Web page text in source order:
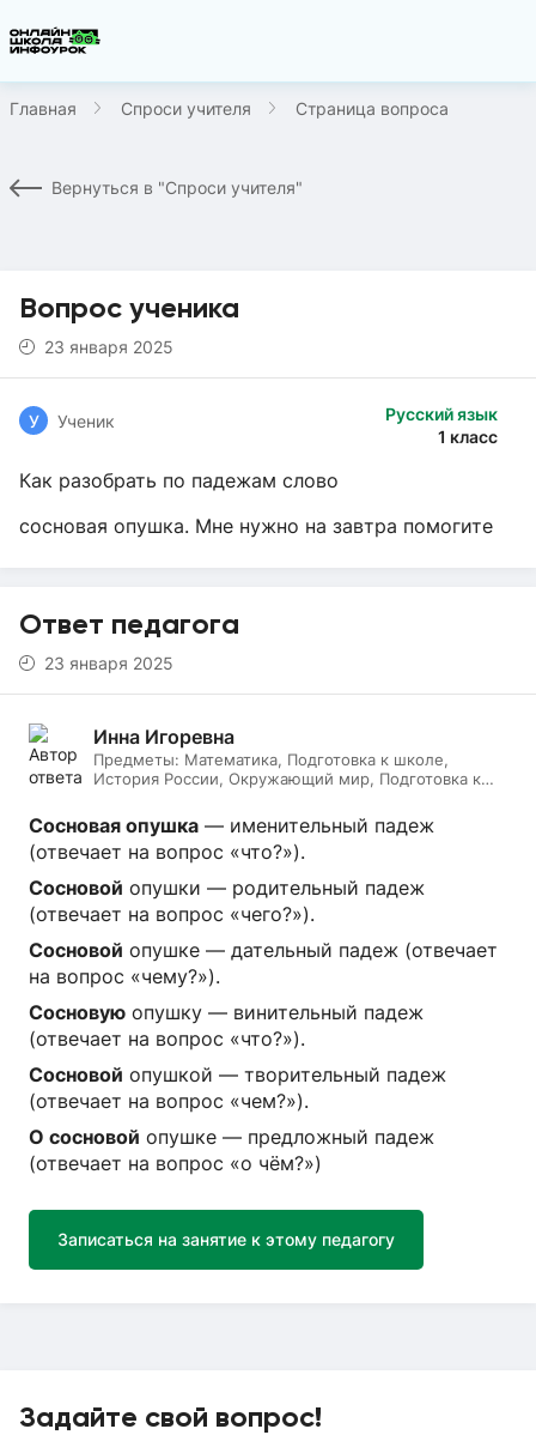
Главная Спроси учителя Страница вопроса
Вернуться в "Спроси учителя"
Вопрос ученика
23 января 2025
Русский язык
1 класс
У Ученик
Как разобрать по падежам слово
сосновая опушка. Мне нужно на завтра помогите
Ответ педагога
23 января 2025
Инна Игоревна
Предметы: Математика, Подготовка к школе,
История России, Окружающий мир, Подготовка к
Всеобщая история, Литература, ИЗО, МХК,
Литературное чтение, Подготовка к ОГЭ, Русский
язык
Сосновая опушка — именительный падеж
(отвечает на вопрос «что?»).
Сосновой опушки — родительный падеж
(отвечает на вопрос «чего?»).
Сосновой опушке — дательный падеж (отвечает
на вопрос «чему?»).
Сосновую опушку — винительный падеж
(отвечает на вопрос «что?»).
Сосновой опушкой — творительный падеж
(отвечает на вопрос «чем?»).
О сосновой опушке — предложный падеж
(отвечает на вопрос «о чём?»)
Записаться на занятие к этому педагогу
Задайте свой вопрос!